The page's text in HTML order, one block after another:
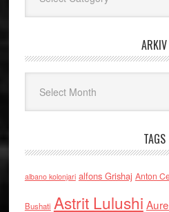
ARKIV
TAGS
albano kolonjari alfons Grishaj Anton
Bushati Astrit Lulushi